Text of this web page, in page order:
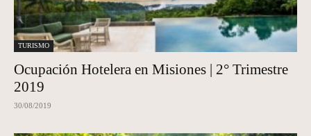
TURISMO
Ocupación Hotelera en Misiones | 2° Trimestre
2019
30/08/2019